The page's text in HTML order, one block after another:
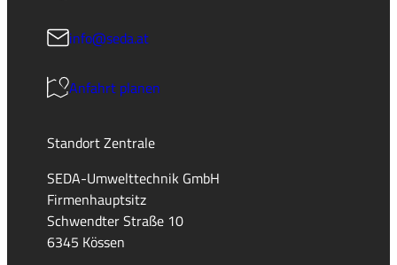
info@seda.at
Anfahrt planen
Standort Zentrale
SEDA-Umwelttechnik GmbH
Firmenhauptsitz
Schwendter Straße 10
6345 Kössen